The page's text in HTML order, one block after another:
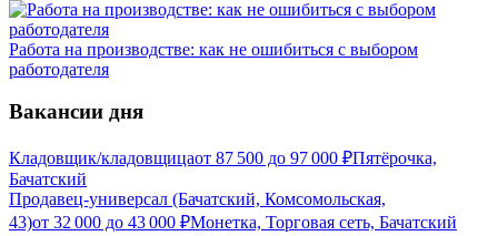
Работа на производстве: как не ошибиться с выбором
работодателя
Вакансии дня
Кладовщик/кладовщицаот 87 500 до 97 000 ₽Пятёрочка,
Бачатский
Продавец-универсал (Бачатский, Комсомольская,
43)от 32 000 до 43 000 ₽Монетка, Торговая сеть, Бачатский